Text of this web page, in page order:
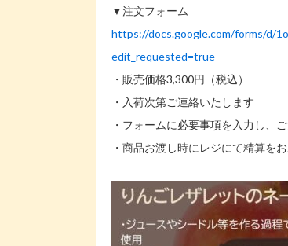
▼注文フォーム
https://docs.google.com/forms/d/
edit_requested=true
・販売価格3,300円（税込）
・入荷次第ご連絡いたします
・フォームに必要事項を入力し、
・商品お渡し時にレジにて精算を